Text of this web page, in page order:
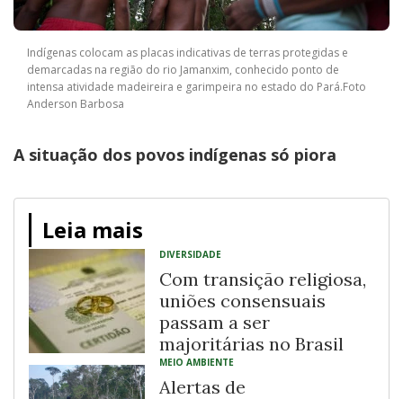
Indígenas colocam as placas indicativas de terras protegidas e
demarcadas na região do rio Jamanxim, conhecido ponto de
intensa atividade madeireira e garimpeira no estado do Pará.Foto
Anderson Barbosa
A situação dos povos indígenas só piora
Leia mais
DIVERSIDADE
Com transição religiosa,
uniões consensuais
passam a ser
majoritárias no Brasil
MEIO AMBIENTE
Alertas de